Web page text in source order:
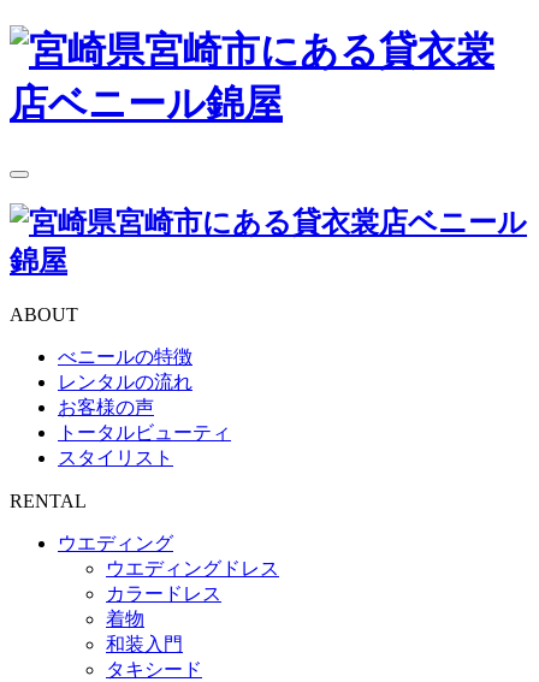
toggle
navigation
ABOUT
べニールの特徴
レンタルの流れ
お客様の声
トータルビューティ
スタイリスト
RENTAL
ウエディング
ウエディングドレス
カラードレス
着物
和装入門
タキシード